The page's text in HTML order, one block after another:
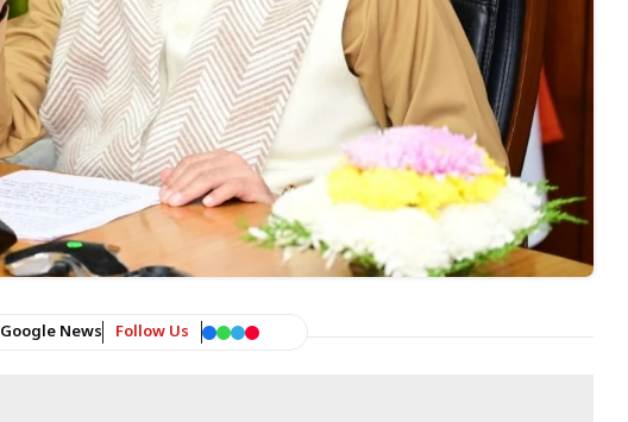
Google News Follow Us